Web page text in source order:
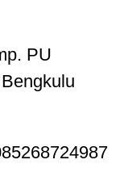
PU